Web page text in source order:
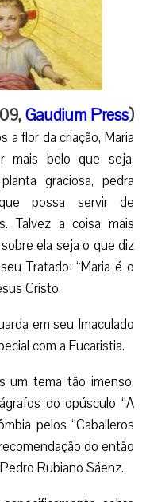
Gaudium Press)
a flor da criação, Maria
mais belo que seja,
graciosa, pedra
possa servir de
Talvez a coisa mais
ela seja o que diz
Tratado: “Maria é o
Cristo.
em seu Imaculado
com a Eucaristia.
um tema tão imenso,
do opúsculo “A
pelos “Caballeros
do então
Rubiano Sáenz.